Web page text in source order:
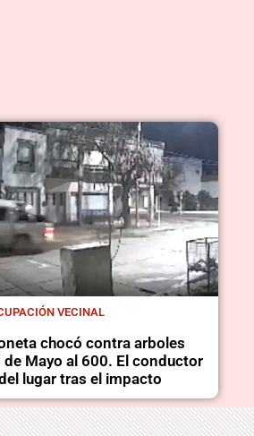
VECINAL
chocó contra arboles
de Mayo al 600. El conductor
lugar tras el impacto